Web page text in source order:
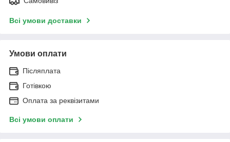
Всі умови доставки
Умови оплати
Післяплата
Готівкою
Оплата за реквізитами
Всі умови оплати